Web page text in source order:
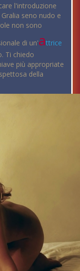
l'introduzione
seno nudo e
non sono
di un'attrice
Ti chiedo
più appropriate
della